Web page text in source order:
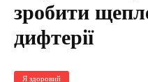
зробити
дифтерії
Я здоровий